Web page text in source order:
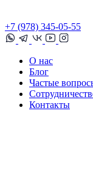
+7 (978) 345-05-55
О нас
Блог
Частые
Контакты